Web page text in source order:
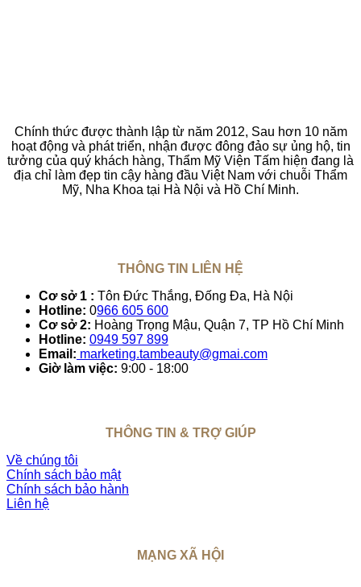
Chính thức được thành lập từ năm 2012, Sau hơn 10 năm
hoạt động và phát triển, nhận được đông đảo sự ủng hộ, tin
tưởng của quý khách hàng, Thẩm Mỹ Viện Tấm hiện đang là
địa chỉ làm đẹp tin cậy hàng đầu Việt Nam với chuỗi Thẩm
Mỹ, Nha Khoa tại Hà Nội và Hồ Chí Minh.
THÔNG TIN LIÊN HỆ
Cơ sở 1 : Tôn Đức Thắng, Đống Đa, Hà Nội
Hotline: 0966 605 600
Cơ sở 2: Hoàng Trọng Mậu, Quận 7, TP Hồ Chí Minh
Hotline: 0949 597 899
Email: marketing.tambeauty@gmai.com
Giờ làm việc: 9:00 - 18:00
THÔNG TIN & TRỢ GIÚP
Về chúng tôi
Chính sách bảo mật
Chính sách bảo hành
Liên hệ
MẠNG XÃ HỘI